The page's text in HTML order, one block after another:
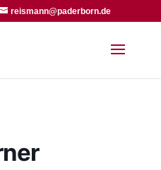
reismann@paderborn.de